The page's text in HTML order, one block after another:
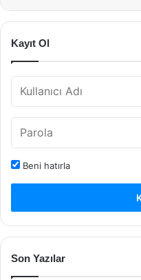
Kayıt Ol
Beni hatırla
Son Yazılar